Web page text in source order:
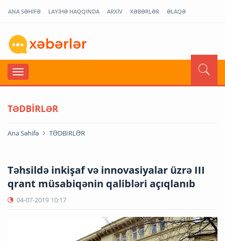
ANA SƏHİFƏ LAYİHƏ HAQQINDA ARXİV XƏBƏRLƏR ƏLAQƏ
TƏDBİRLƏR
Ana Səhifə TƏDBİRLƏR
Təhsildə inkişaf və innovasiyalar üzrə III
qrant müsabiqənin qalibləri açıqlanıb
04-07-2019 10:17